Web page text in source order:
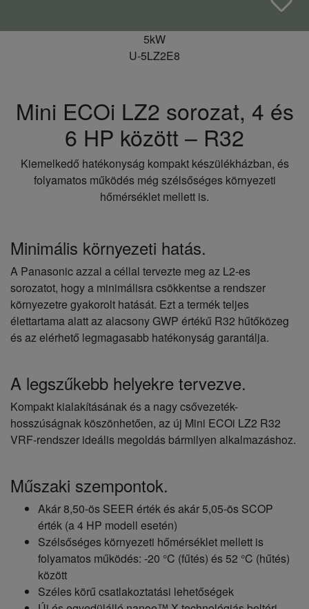
5kW
U-5LZ2E8
Mini ECOi LZ2 sorozat, 4 és
6 HP között – R32
Kiemelkedő hatékonyság kompakt készülékházban, és
folyamatos működés még szélsőséges környezeti
hőmérséklet mellett is.
Minimális környezeti hatás.
A Panasonic azzal a céllal tervezte meg az L2-es
sorozatot, hogy a minimálisra csökkentse a rendszer
környezetre gyakorolt hatását. Ezt a termék teljes
élettartama alatt az alacsony GWP értékű R32 hűtőközeg
és az elérhető legmagasabb hatékonyság garantálja.
A legszűkebb helyekre tervezve.
Kompakt kialakításának és a nagy csővezeték-
hosszúságnak köszönhetően, az új Mini ECOi LZ2 R32
VRF-rendszer ideális megoldás bármilyen alkalmazáshoz.
Műszaki szempontok.
Akár 8,50-ös SEER érték és akár 5,05-ös SCOP
érték (a 4 HP modell esetén)
Szélsőséges környezeti hőmérséklet mellett is
folyamatos működés: -20 °C (fűtés) és 52 °C (hűtés)
között
Széles körű csatlakoztatási lehetőségek